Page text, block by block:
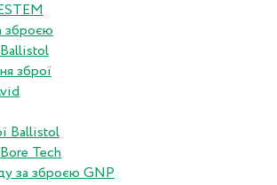
зброєю
зброї
Ballistol
Tech
за зброєю GNP